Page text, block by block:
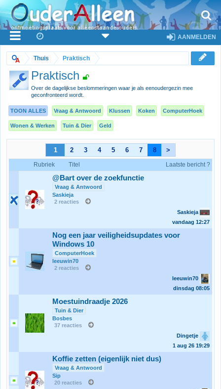
AANMELDEN
Thuis Praktisch
Praktisch
Over de dagelijkse beslommeringen waar je als eenoudergezin mee
geconfronteerd wordt.
TOON ALLES Vraag & Antwoord Klussen Koken ComputerHoek
Wonen & Werken Tuin & Dier Geld
1 2 3 4 5 6 7 8 >
Rubriek Titel Laatste bericht ?
@Bart over de zoekfunctie
Vraag & Antwoord
Saskieja
2 reacties
Saskieja
vandaag 12:27
Nog een jaar veiligheidsupdates voor
Windows 10
ComputerHoek
leeuwin70
2 reacties
leeuwin70
dinsdag 08:05
Moestuindraadje 2026
Tuin & Dier
Bosbes
37 reacties
Dingetje
1 aug 26 19:29
Koffie zetten (eigenlijk niet dus)
Vraag & Antwoord
Sip
20 reacties